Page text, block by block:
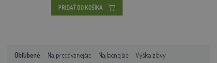
PRIDAŤ DO KOŠÍKA
Obľúbené Najpredávanejšie Najlacnejšie Výška zľavy